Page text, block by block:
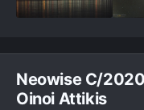
Neowise C/
Oinoi Attikis